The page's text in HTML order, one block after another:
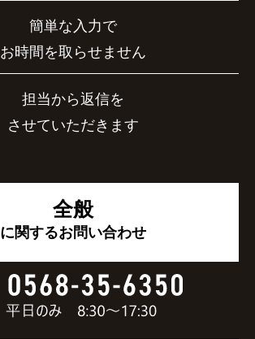
簡単な入力で
お時間を取らせません
担当から返信を
させていただきます
全般
に関するお問い合わせ